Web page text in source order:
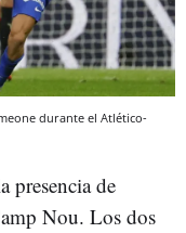
durante el Atlético-
presencia de
Nou. Los dos